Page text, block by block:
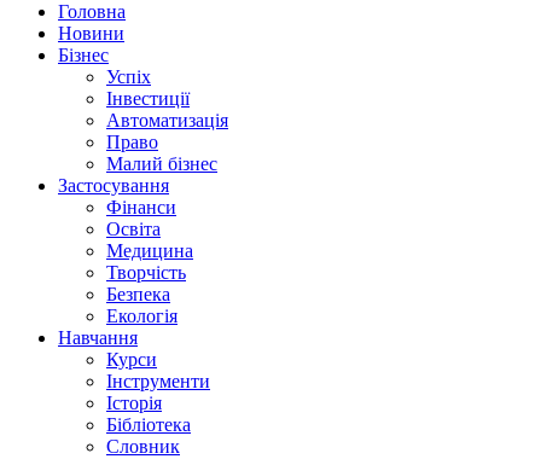
Головна
Новини
Бізнес
Успіх
Інвестиції
Автоматизація
Право
Малий бізнес
Застосування
Фінанси
Освіта
Медицина
Творчість
Безпека
Екологія
Навчання
Курси
Інструменти
Історія
Бібліотека
Словник